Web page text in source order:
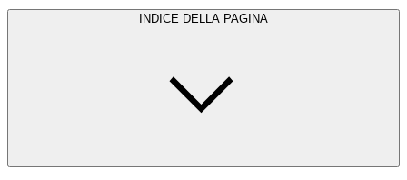
INDICE DELLA PAGINA